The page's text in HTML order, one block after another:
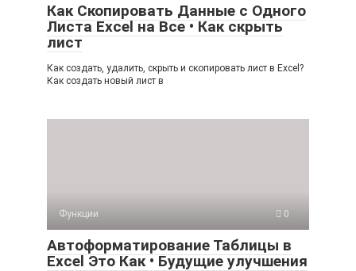
Как Скопировать Данные с Одного
Листа Excel на Все • Как скрыть
лист
Как создать, удалить, скрыть и скопировать лист в Excel?
Как создать новый лист в
Функции 0
Автоформатирование Таблицы в
Excel Это Как • Будущие улучшения